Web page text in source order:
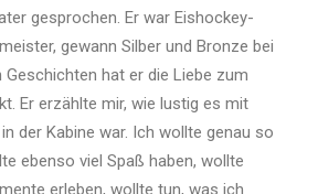
gesprochen. Er war Eishockey-
gewann Silber und Bronze bei
Geschichten hat er die Liebe zum
Er erzählte mir, wie lustig es mit
der Kabine war. Ich wollte genau so
ebenso viel Spaß haben, wollte
erleben, wollte tun, was ich